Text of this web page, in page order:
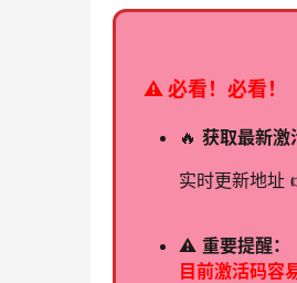
⚠️ 必看！必看！
🔥 获取最新激
实时更新地址
⚠️ 重要提醒：
目前激活码容